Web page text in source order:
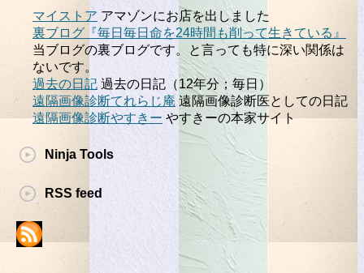
マイストア アマゾンにお店を出しました
裏ブログ『毎日毎日命を24時間も削って生きている』
当ブログの裏ブログです。と言っても特に深い関係は
ないです。
過去の日記 過去の日記（12年分；毎日）
遠隔画像診断てれらじ庵 遠隔画像診断医としての日記
遠隔画像診断やすきー やすきーの本家サイト
Ninja Tools
RSS feed